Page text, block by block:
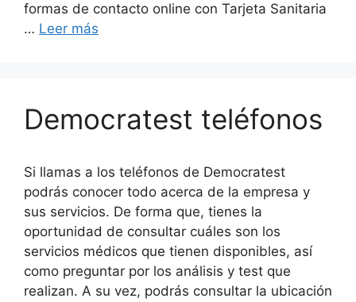
formas de contacto online con Tarjeta Sanitaria
… Leer más
Democratest teléfonos
Si llamas a los teléfonos de Democratest
podrás conocer todo acerca de la empresa y
sus servicios. De forma que, tienes la
oportunidad de consultar cuáles son los
servicios médicos que tienen disponibles, así
como preguntar por los análisis y test que
realizan. A su vez, podrás consultar la ubicación